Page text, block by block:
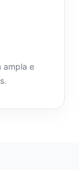
ampla e